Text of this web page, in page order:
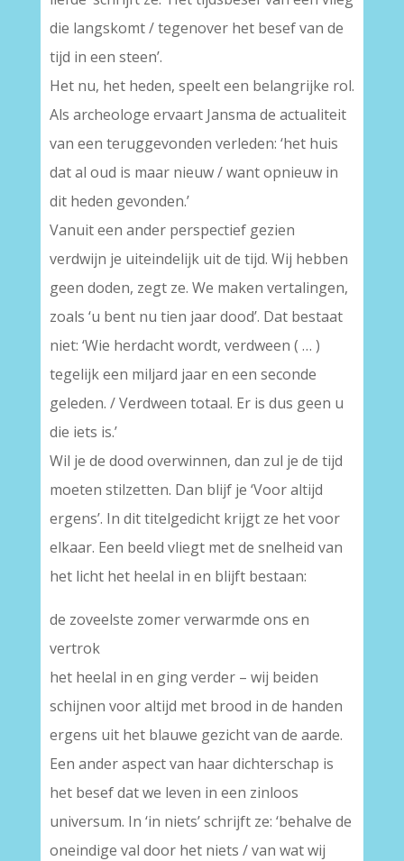
die langskomt / tegenover het besef van de
tijd in een steen’.
Het nu, het heden, speelt een belangrijke rol.
Als archeologe ervaart Jansma de actualiteit
van een teruggevonden verleden: ‘het huis
dat al oud is maar nieuw / want opnieuw in
dit heden gevonden.’
Vanuit een ander perspectief gezien
verdwijn je uiteindelijk uit de tijd. Wij hebben
geen doden, zegt ze. We maken vertalingen,
zoals ‘u bent nu tien jaar dood’. Dat bestaat
niet: ‘Wie herdacht wordt, verdween ( … )
tegelijk een miljard jaar en een seconde
geleden. / Verdween totaal. Er is dus geen u
die iets is.’
Wil je de dood overwinnen, dan zul je de tijd
moeten stilzetten. Dan blijf je ‘Voor altijd
ergens’. In dit titelgedicht krijgt ze het voor
elkaar. Een beeld vliegt met de snelheid van
het licht het heelal in en blijft bestaan:
de zoveelste zomer verwarmde ons en
vertrok
het heelal in en ging verder – wij beiden
schijnen voor altijd met brood in de handen
ergens uit het blauwe gezicht van de aarde.
Een ander aspect van haar dichterschap is
het besef dat we leven in een zinloos
universum. In ‘in niets’ schrijft ze: ‘behalve de
oneindige val door het niets / van wat wij